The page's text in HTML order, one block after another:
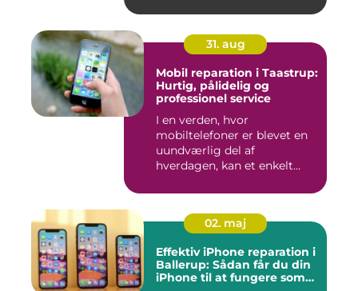
31. aug
Mobil reparation i Taastrup:
Hurtig, pålidelig og
professionel service
I en verden, hvor
mobiltelefoner er blevet en
uundværlig del af
hverdagen, kan et enkelt
02. maj
Effektiv iPhone reparation i
Ballerup: Sådan får du din
iPhone til at fungere som